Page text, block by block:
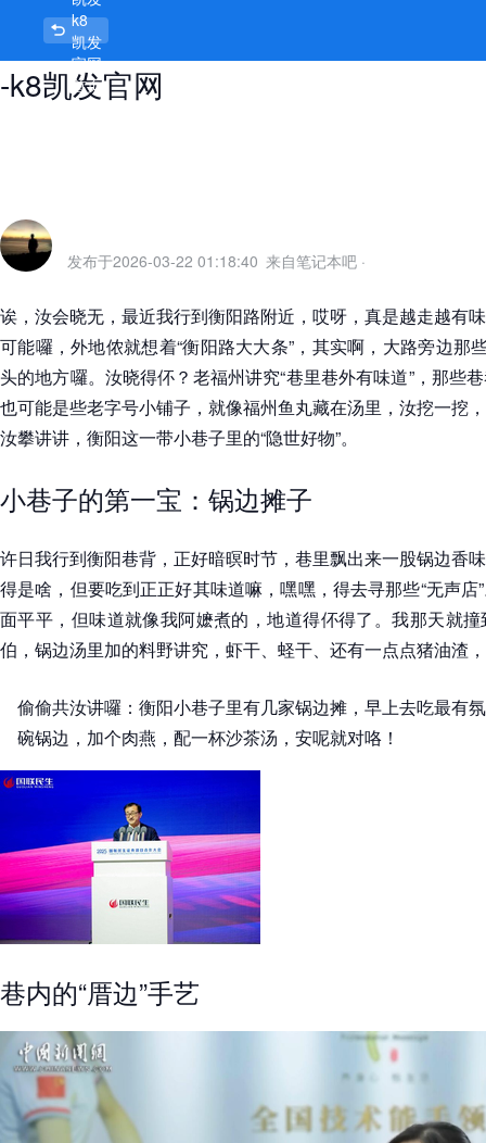
衡阳好玩的小巷子，巷子深处有乾坤
-k8凯发官网
k8
凯发
官网
首页
发布于2026-03-22 01:18:40 来自笔记本吧 ·
诶，汝会晓无，最近我行到衡阳路附近，哎呀，真是越走越有
可能囉，外地侬就想着“衡阳路大大条”，其实啊，大路旁边那
头的地方囉。汝晓得伓？老福州讲究“巷里巷外有味道”，那些
也可能是些老字号小铺子，就像福州鱼丸藏在汤里，汝挖一挖
汝攀讲讲，衡阳这一带小巷子里的“隐世好物”。
小巷子的第一宝：锅边摊子
许日我行到衡阳巷背，正好暗暝时节，巷里飘出来一股锅边香
得是啥，但要吃到正正好其味道嘛，嘿嘿，得去寻那些“无声
面平平，但味道就像我阿嬷煮的，地道得伓得了。我那天就
伯，锅边汤里加的料野讲究，虾干、蛏干、还有一点点猪油渣
偷偷共汝讲囉：衡阳小巷子里有几家锅边摊，早上去吃最有
碗锅边，加个肉燕，配一杯沙茶汤，安呢就对咯！
巷内的“厝边”手艺